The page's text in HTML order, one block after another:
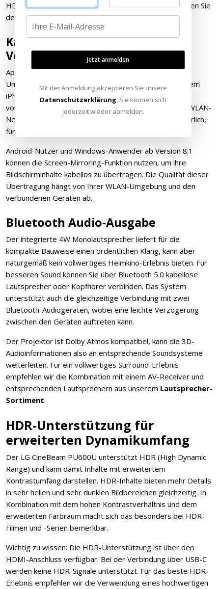
HDR-Signal möglich ist. Für volle 4K-HDR-Qualität nutzen Sie
den HDMI-Eingang.
Kabellose
Verbindungsmöglichkeiten
Apple-Nutzer profitieren von der integrierten AirPlay 2
Unterstützung. Damit können Sie Inhalte direkt von Ihrem
iPhone, iPad oder Mac auf den Projektor streamen –
vorausgesetzt, beide Geräte befinden sich im selben WLAN-
Netzwerk. Für iOS ist mindestens Version 12.3 erforderlich,
für macOS mindestens 10.14.5.
Android-Nutzer und Windows-Anwender ab Version 8.1
können die Screen-Mirroring-Funktion nutzen, um ihre
Bildschirminhalte kabellos zu übertragen. Die Qualität dieser
Übertragung hängt von Ihrer WLAN-Umgebung und den
verbundenen Geräten ab.
Bluetooth Audio-Ausgabe
Der integrierte 4W Monolautsprecher liefert für die
kompakte Bauweise einen ordentlichen Klang, kann aber
naturgemäß kein vollwertiges Heimkino-Erlebnis bieten. Für
besseren Sound können Sie über Bluetooth 5.0 kabellose
Lautsprecher oder Kopfhörer verbinden. Das System
unterstützt auch die gleichzeitige Verbindung mit zwei
Bluetooth-Audiogeräten, wobei eine leichte Verzögerung
zwischen den Geräten auftreten kann.
Der Projektor ist Dolby Atmos kompatibel, kann die 3D-
Audioinformationen also an entsprechende Soundsysteme
weiterleiten. Für ein vollwertiges Surround-Erlebnis
empfehlen wir die Kombination mit einem AV-Receiver und
entsprechenden Lautsprechern aus unserem Lautsprecher-
Sortiment.
HDR-Unterstützung für
erweiterten Dynamikumfang
Der LG CineBeam PU600U unterstützt HDR (High Dynamic
Range) und kann damit Inhalte mit erweitertem
Kontrastumfang darstellen. HDR-Inhalte bieten mehr Details
in sehr hellen und sehr dunklen Bildbereichen gleichzeitig. In
Kombination mit dem hohen Kontrastverhältnis und dem
erweiterten Farbraum macht sich das besonders bei HDR-
Filmen und -Serien bemerkbar.
Wichtig zu wissen: Die HDR-Unterstützung ist über den
HDMI-Anschluss verfügbar. Bei der Verbindung über USB-C
werden keine HDR-Signale unterstützt. Für das beste HDR-
Erlebnis empfehlen wir die Verwendung eines hochwertigen
Jetzt anmelden
Mit der Anmeldung akzeptieren Sie unsere
Datenschutzerklärung. Sie können sich
jederzeit wieder abmelden.